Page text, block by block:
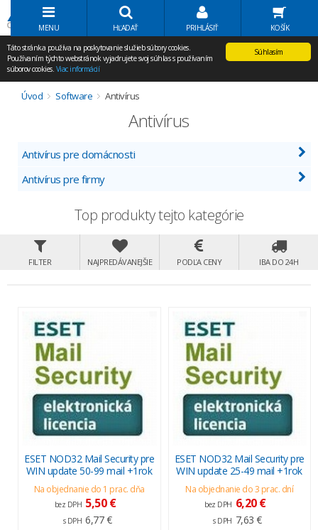
Volať Agem
MENU HĽADAŤ PRIHLÁSIŤ KOŠÍK
Súhlasím
Táto stránka používa na poskytovanie služieb súbory cookies.
Používaním týchto webstránok vyjadrujete svoj súhlas s používaním
súborov cookies. Viac informácií
Úvod Software Antivírus
Antivírus
Antivírus pre domácnosti
Antivírus pre firmy
Top produkty tejto kategórie
FILTER NAJPREDÁVANEJŠIE PODĽA CENY IBA DO 24H
ESET NOD32 Mail Security pre
WIN update 50-99 mail +1rok
Na objednanie do 1 prac. dňa
bez DPH 5,50 €
s DPH 6,77 €
ESET NOD32 Mail Security pre
WIN update 25-49 mail +1rok
Na objednanie do 3 prac. dní
bez DPH 6,20 €
s DPH 7,63 €